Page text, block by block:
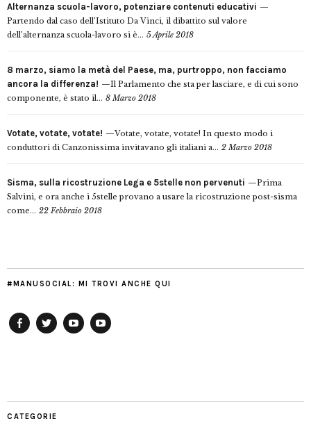
Alternanza scuola-lavoro, potenziare contenuti educativi
Partendo dal caso dell’Istituto Da Vinci, il dibattito sul valore
dell’alternanza scuola-lavoro si è... 5 Aprile 2018
8 marzo, siamo la metà del Paese, ma, purtroppo, non facciamo
ancora la differenza!
Il Parlamento che sta per lasciare, e di cui sono
componente, è stato il... 8 Marzo 2018
Votate, votate, votate!
Votate, votate, votate! In questo modo i
conduttori di Canzonissima invitavano gli italiani a... 2 Marzo 2018
Sisma, sulla ricostruzione Lega e 5stelle non pervenuti
Prima
Salvini, e ora anche i 5stelle provano a usare la ricostruzione post-sisma
come... 22 Febbraio 2018
#MANUSOCIAL: MI TROVI ANCHE QUI
CATEGORIE